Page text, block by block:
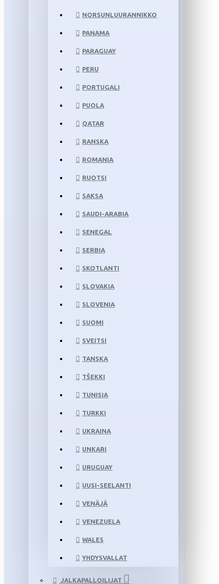
NORSUNLUURANNIKKO
PANAMA
PARAGUAY
PERU
PORTUGALI
PUOLA
QATAR
RANSKA
ROMANIA
RUOTSI
SAKSA
SAUDI-ARABIA
SENEGAL
SERBIA
SKOTLANTI
SLOVAKIA
SLOVENIA
SUOMI
SVEITSI
TANSKA
TŠEKKI
TUNISIA
TURKKI
UKRAINA
UNKARI
URUGUAY
UUSI-SEELANTI
VENÄJÄ
VENEZUELA
WALES
YHDYSVALLAT
JALKAPALLOILIJAT